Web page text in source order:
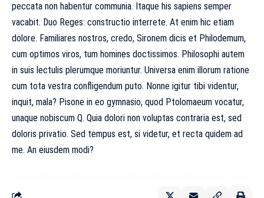
peccata non habentur communia. Itaque his sapiens semper
vacabit. Duo Reges: constructio interrete. At enim hic etiam
dolore. Familiares nostros, credo, Sironem dicis et Philodemum,
cum optimos viros, tum homines doctissimos. Philosophi autem
in suis lectulis plerumque moriuntur. Universa enim illorum ratione
cum tota vestra confligendum puto. Nonne igitur tibi videntur,
inquit, mala? Pisone in eo gymnasio, quod Ptolomaeum vocatur,
unaque nobiscum Q. Quia dolori non voluptas contraria est, sed
doloris privatio. Sed tempus est, si videtur, et recta quidem ad
me. An eiusdem modi?